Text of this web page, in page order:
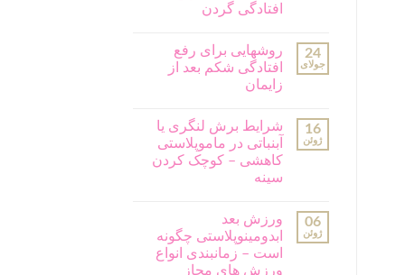
افتادگی گردن
24
جولای
روشهایی برای رفع
افتادگی شکم بعد از
زایمان
16
ژوئن
شرایط برش لنگری یا
آبنباتی در ماموپلاستی
کاهشی – کوچک کردن
سینه
06
ژوئن
ورزش بعد
ابدومینوپلاستی چگونه
است – زمانبندی انواع
ورزش های مجاز